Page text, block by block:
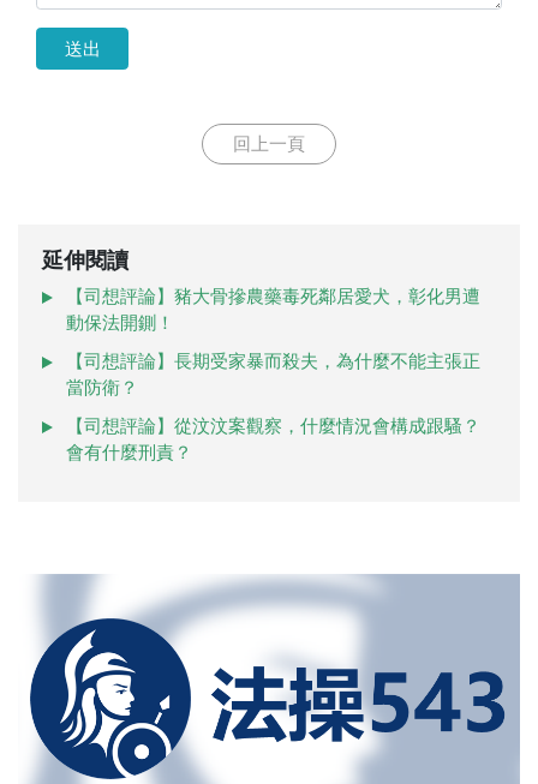
送出
回上一頁
延伸閱讀
【司想評論】豬大骨摻農藥毒死鄰居愛犬，彰化男遭
動保法開鍘！
【司想評論】長期受家暴而殺夫，為什麼不能主張正
當防衛？
【司想評論】從汶汶案觀察，什麼情況會構成跟騷？
會有什麼刑責？